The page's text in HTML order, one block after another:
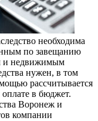
необходима
по завещанию
и недвижимым
нужен, в том
рассчитывается
в бюджет.
Воронеж и
компании